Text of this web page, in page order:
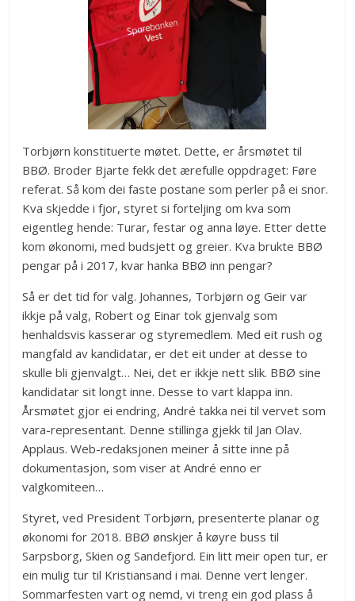
Torbjørn konstituerte møtet. Dette, er årsmøtet til
BBØ. Broder Bjarte fekk det ærefulle oppdraget: Føre
referat. Så kom dei faste postane som perler på ei snor.
Kva skjedde i fjor, styret si forteljing om kva som
eigentleg hende: Turar, festar og anna løye. Etter dette
kom økonomi, med budsjett og greier. Kva brukte BBØ
pengar på i 2017, kvar hanka BBØ inn pengar?
Så er det tid for valg. Johannes, Torbjørn og Geir var
ikkje på valg, Robert og Einar tok gjenvalg som
henhaldsvis kasserar og styremedlem. Med eit rush og
mangfald av kandidatar, er det eit under at desse to
skulle bli gjenvalgt… Nei, det er ikkje nett slik. BBØ sine
kandidatar sit longt inne. Desse to vart klappa inn.
Årsmøtet gjor ei endring, André takka nei til vervet som
vara-representant. Denne stillinga gjekk til Jan Olav.
Applaus. Web-redaksjonen meiner å sitte inne på
dokumentasjon, som viser at André enno er
valgkomiteen…
Styret, ved President Torbjørn, presenterte planar og
økonomi for 2018. BBØ ønskjer å køyre buss til
Sarpsborg, Skien og Sandefjord. Ein litt meir open tur, er
ein mulig tur til Kristiansand i mai. Denne vert lenger.
Sommarfesten vart og nemd, vi treng ein god plass å